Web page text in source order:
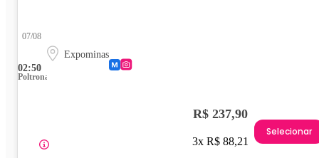
02:50
07/08
Expominas
Poltrona
R$ 237,90
3x R$ 88,21
Selecionar